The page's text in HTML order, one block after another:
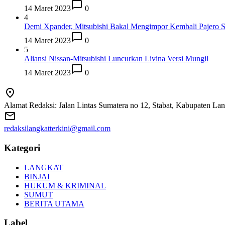
14 Maret 2023
0
4
Demi Xpander, Mitsubishi Bakal Mengimpor Kembali Pajero
14 Maret 2023
0
5
Aliansi Nissan-Mitsubishi Luncurkan Livina Versi Mungil
14 Maret 2023
0
Alamat Redaksi: Jalan Lintas Sumatera no 12, Stabat, Kabupaten
redaksilangkatterkini@gmail.com
Kategori
LANGKAT
BINJAI
HUKUM & KRIMINAL
SUMUT
BERITA UTAMA